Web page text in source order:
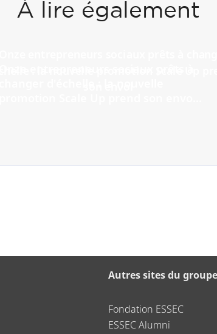
À lire également
Autres sites du groupe
Fondation ESSEC
ESSEC Alumni